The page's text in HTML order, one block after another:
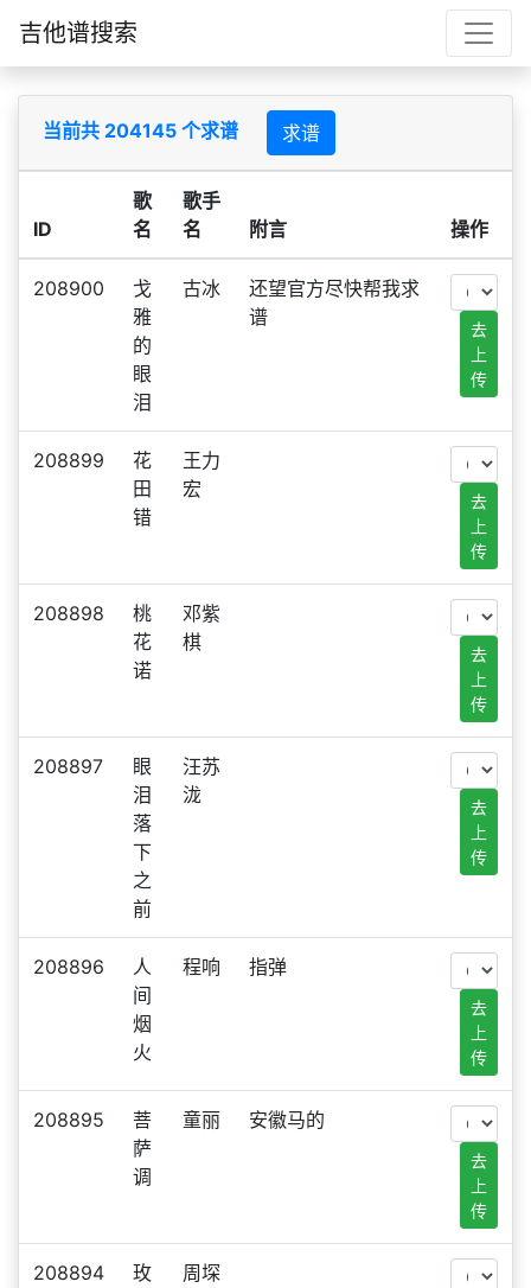
吉他谱搜索
当前共 204145 个求谱 求谱
ID
歌
名
歌手
名
附言 操作
208900
戈
雅
的
眼
泪
古冰
还望官方尽快帮我求
谱
去
上
传
208899
花
田
错
王力
宏
去
上
传
208898
桃
花
诺
邓紫
棋
去
上
传
208897
眼
泪
落
下
之
前
汪苏
泷
去
上
传
208896
人
间
烟
火
程响 指弹
去
上
传
208895
菩
萨
调
童丽 安徽马的
去
上
传
208894
玫
周堔